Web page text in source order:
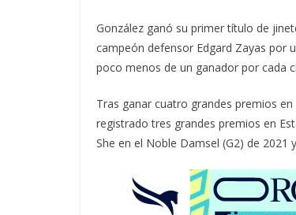
González ganó su primer título de
campeón defensor Edgard Zayas por
poco menos de un ganador por cada
Tras ganar cuatro grandes premios
registrado tres grandes premios en
She en el Noble Damsel (G2) de 2021